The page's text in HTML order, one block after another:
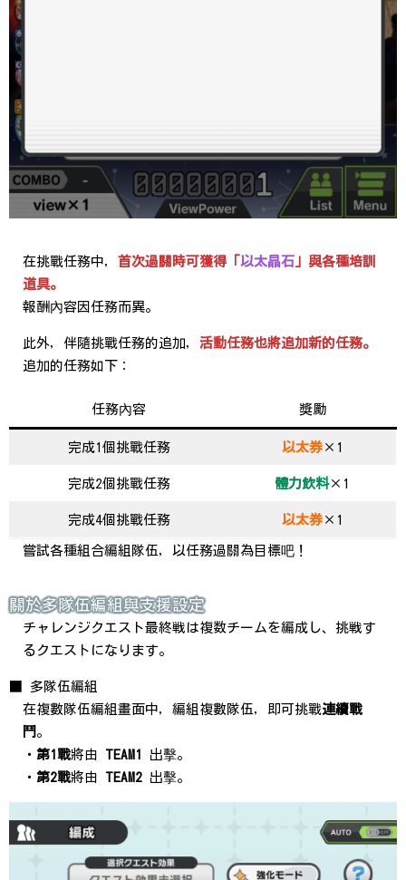
在挑戰任務中， 首次過關時可獲得「 以太晶石 」與各種培訓
道具。
報酬內容因任務而異。
此外，伴隨挑戰任務的追加， 活動任務也將追加新的任務。
追加的任務如下：
任務內容 獎勵
完成1個挑戰任務 以太券×1
完成2個挑戰任務 體力飲料×1
完成4個挑戰任務 以太券×1
嘗試各種組合編組隊伍，以任務過關為目標吧！
關於多隊伍編組與支援設定
チャレンジクエスト最終戦は複数チームを編成し、挑戦す
るクエストになります。
■ 多隊伍編組
在複數隊伍編組畫面中，編組複數隊伍，即可挑戰連續戰
鬥 。
・ 第1戰將由 TEAM1
出擊。
・ 第2戰將由 TEAM2 出擊。